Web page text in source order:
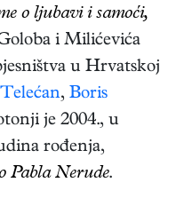
o ljubavi i samoći,
i Milićevića
u Hrvatskoj
, Boris
je 2004., u
rođenja,
Pabla Nerude.